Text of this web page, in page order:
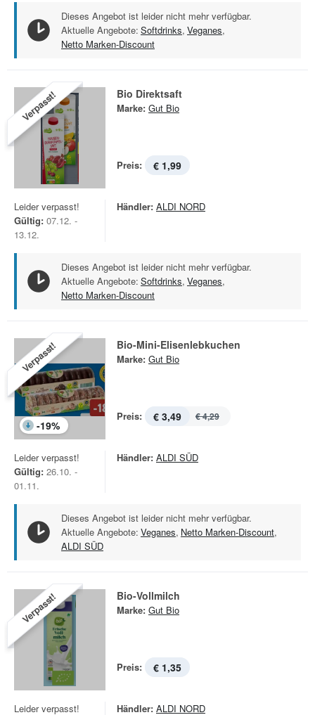
Dieses Angebot ist leider nicht mehr verfügbar.
Aktuelle Angebote: Softdrinks, Veganes,
Netto Marken-Discount
Verpasst! Bio Direktsaft
Marke: Gut Bio
Preis: € 1,99
Leider verpasst!
Gültig: 07.12. -
13.12.
Händler: ALDI NORD
Dieses Angebot ist leider nicht mehr verfügbar.
Aktuelle Angebote: Softdrinks, Veganes,
Netto Marken-Discount
Verpasst!
-19%
Bio-Mini-Elisenlebkuchen
Marke: Gut Bio
Preis: € 3,49 € 4,29
Leider verpasst!
Gültig: 26.10. -
01.11.
Händler: ALDI SÜD
Dieses Angebot ist leider nicht mehr verfügbar.
Aktuelle Angebote: Veganes, Netto Marken-Discount,
ALDI SÜD
Verpasst! Bio-Vollmilch
Marke: Gut Bio
Preis: € 1,35
Leider verpasst!
Händler: ALDI NORD